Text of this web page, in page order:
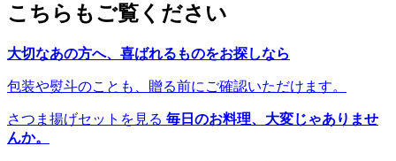
こちらもご覧ください
大切なあの方へ、喜ばれるものをお探しなら
包装や熨斗のことも、贈る前にご確認いただけます。
さつま揚げセットを見る 毎日のお料理、大変じゃありませ
んか。